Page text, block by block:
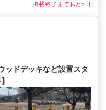
掲載終了まであと5日
ッドデッキなど設置スタ